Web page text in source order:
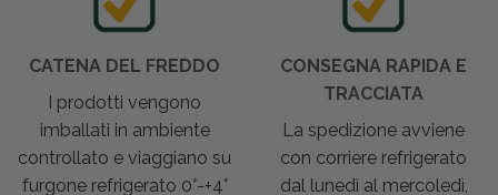
CATENA DEL FREDDO
I prodotti vengono
imballati in ambiente
controllato e viaggiano su
furgone refrigerato 0°-+4°
CONSEGNA RAPIDA E
TRACCIATA
La spedizione avviene
con corriere refrigerato
dal lunedì al mercoledì,